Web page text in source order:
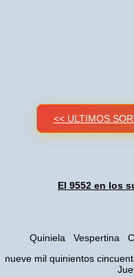
<< ULTIMOS
El 9552 en los
Quiniela Vespertina
nueve mil quinientos